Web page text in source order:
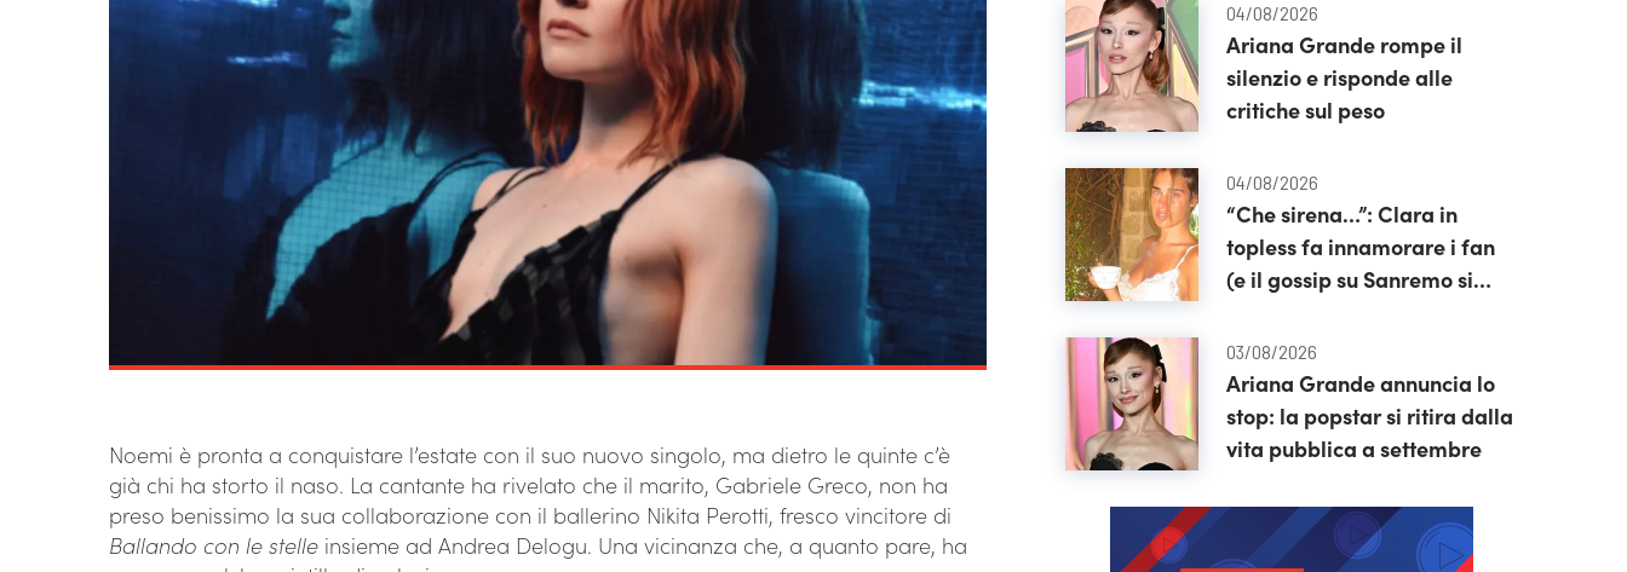
Noemi è pronta a conquistare l’estate con il suo nuovo singolo, ma dietro le quinte c’è
già chi ha storto il naso. La cantante ha rivelato che il marito, Gabriele Greco, non ha
preso benissimo la sua collaborazione con il ballerino Nikita Perotti, fresco vincitore di
Ballando con le stelle insieme ad Andrea Delogu. Una vicinanza che, a quanto pare, ha
04/08/2026
Ariana Grande rompe il
silenzio e risponde alle
critiche sul peso
04/08/2026
“Che sirena…”: Clara in
topless fa innamorare i fan
(e il gossip su Sanremo si
03/08/2026
Ariana Grande annuncia lo
stop: la popstar si ritira dalla
vita pubblica a settembre